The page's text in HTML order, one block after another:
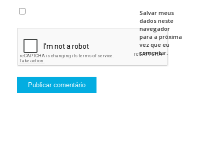
Salvar meus
dados neste
navegador
para a próxima
vez que eu
comentar.